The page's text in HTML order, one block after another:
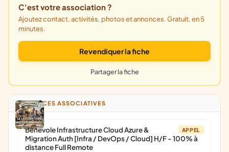
C'est votre association ?
Ajoutez contact, activités, photos et annonces. Gratuit, en 5
minutes.
Revendiquer la fiche
Partager la fiche
ANNONCES ASSOCIATIVES
APPEL
Bénévole Infrastructure Cloud Azure &
Migration Auth [Infra / DevOps / Cloud] H/F - 100% à
distance Full Remote